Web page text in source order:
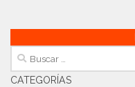
Buscar:
CATEGORÍAS